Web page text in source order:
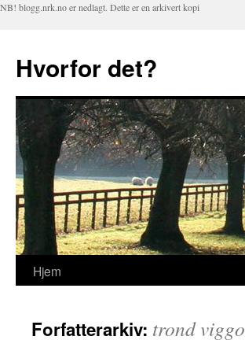
NB! blogg.nrk.no er nedlagt. Dette er en arkivert kopi
Hvorfor det?
Hopp
innhold
Hjem
Forfatterarkiv: trond viggo